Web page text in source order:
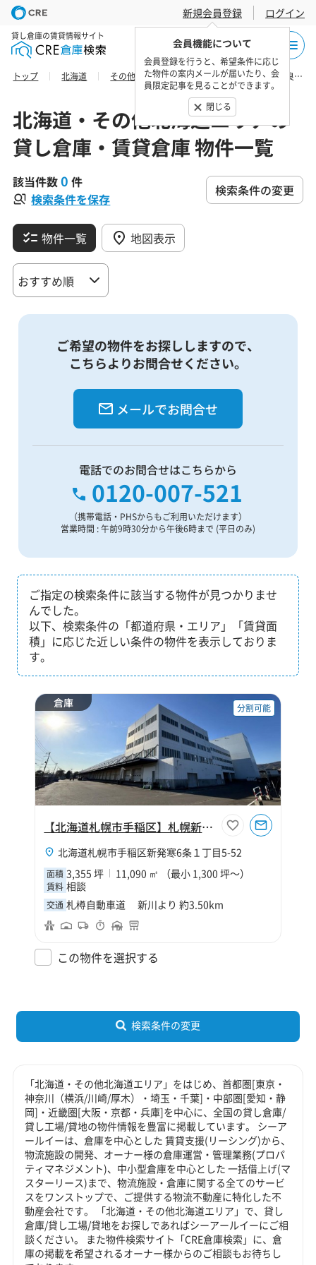
新規会員登録
会員機能について
会員登録を行うと、希望条件に応じ
た物件の案内メールが届いたり、会
員限定記事を見ることができます。
閉じる
ログイン
貸し倉庫の賃貸情報サイト
トップ 北海道 その他北海道エリア 上川総合振興局南富良野町の貸し倉庫・賃貸倉庫 物件一覧
北海道・その他北海道エリアの
貸し倉庫・賃貸倉庫 物件一覧
該当件数0 件
検索条件を保存
検索条件の変更
物件一覧 地図表示
ご希望の物件をお探ししますので、
こちらよりお問合せください。
メールでお問合せ
電話でのお問合せはこちらから
0120-007-521
（携帯電話・PHSからもご利用いただけます）
営業時間 : 午前9時30分から午後6時まで (平日のみ)
ご指定の検索条件に該当する物件が見つかりませ
んでした。
以下、検索条件の「都道府県・エリア」「賃貸面
積」に応じた近しい条件の物件を表示しておりま
す。
倉庫 分割可能
【北海道札幌市手稲区】札幌新発寒物流センター
北海道札幌市手稲区新発寒6条１丁目5-52
面積 3,355 坪 11,090 ㎡ （最小 1,300 坪～）
賃料 相談
交通 札樽自動車道 新川より 約3.50km
この物件を選択する
検索条件の変更
「北海道・その他北海道エリア」をはじめ、首都圏[東京・
神奈川（横浜/川崎/厚木）・埼玉・千葉]・中部圏[愛知・静
岡]・近畿圏[大阪・京都・兵庫]を中心に、全国の貸し倉庫/
貸し工場/貸地の物件情報を豊富に掲載しています。 シーア
ールイーは、倉庫を中心とした 賃貸支援(リーシング)から、
物流施設の開発、オーナー様の倉庫運営・管理業務(プロパ
ティマネジメント)、中小型倉庫を中心とした 一括借上げ(マ
スターリース)まで、物流施設・倉庫に関する全てのサービ
スをワンストップで、ご提供する物流不動産に特化した不
動産会社です。 「北海道・その他北海道エリア」で、貸し
倉庫/貸し工場/貸地をお探しであればシーアールイーにご相
談ください。 また物件検索サイト「CRE倉庫検索」に、倉
庫の掲載を希望されるオーナー様からのご相談もお待ちし